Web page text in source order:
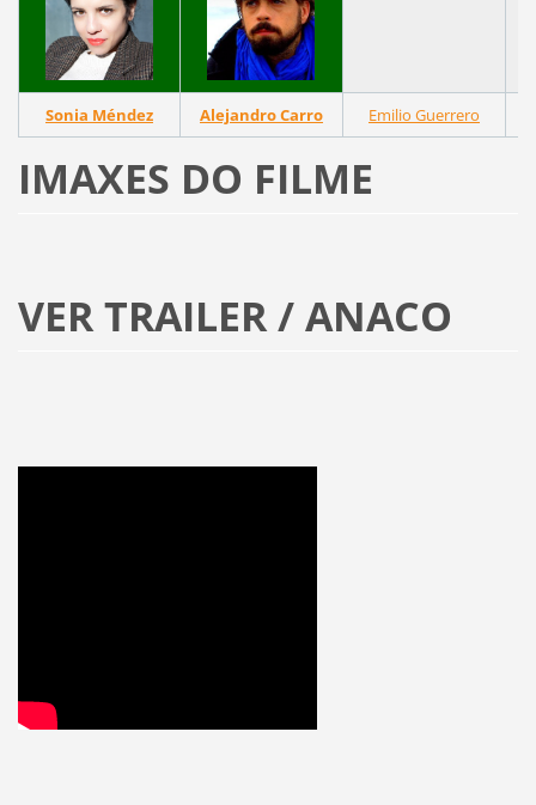
Sonia Méndez Alejandro Carro Emilio Guerrero
IMAXES DO FILME
VER TRAILER / ANACO